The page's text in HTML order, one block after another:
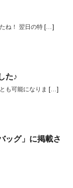
ね！ 翌日の特 […]
た♪
も可能になりま […]
ッグ」に掲載さ